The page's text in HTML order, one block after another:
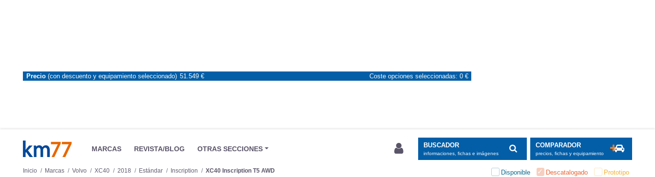
MARCAS REVISTA/BLOG OTRAS SECCIONES BUSCADOR
informaciones, fichas e imágenes
COMPARADOR
precios, fichas y equipamiento
Inicio Marcas Volvo XC40 2018 Estándar Inscription XC40 Inscription T5 AWD Disponible Descatalogado Prototipo
Precio (con descuento y equipamiento seleccionado) 51.549 € Coste opciones seleccionadas: 0 €